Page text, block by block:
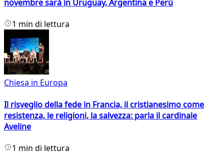
novembre sarà in Uruguay, Argentina e Perù
1 min di lettura
Chiesa in Europa
Il risveglio della fede in Francia, il cristianesimo come
resistenza, le religioni, la salvezza: parla il cardinale
Aveline
1 min di lettura